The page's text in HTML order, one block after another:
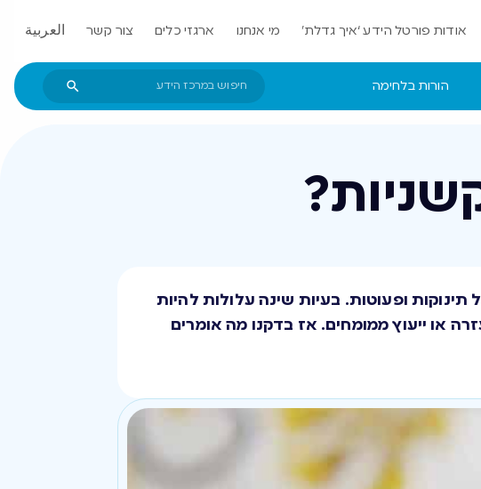
אודות פורטל הידע ‘איך גדלת’ מי אנחנו ארגזי כלים צור קשר العربية
הורות בלחימה
ופעוטות. בעיות שינה עלולות להיות
או ייעוץ ממומחים. אז בדקנו מה אומרים